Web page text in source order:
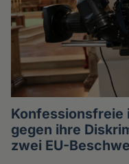
Konfessionsfreie
gegen ihre
zwei EU-